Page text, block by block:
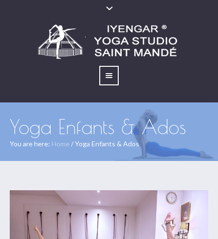
Yoga Enfants & Ados
You are here: Home /Yoga Enfants & Ados